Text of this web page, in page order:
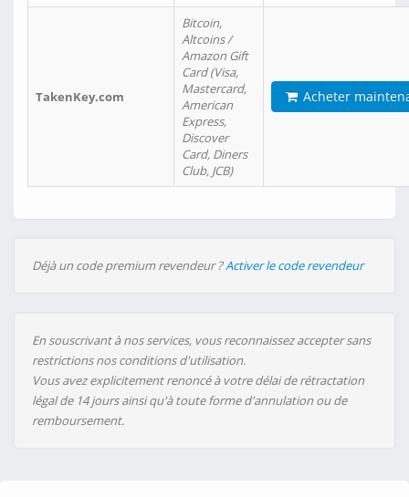
TakenKey.com
Bitcoin,
Altcoins /
Amazon Gift
Card (Visa,
Mastercard,
American
Express,
Discover
Card, Diners
Club, JCB)
Acheter
Déjà un code premium revendeur ?Activer le code revendeur
En souscrivant à nos services, vous reconnaissez accepter sans
restrictions nos conditions d'utilisation.
Vous avez explicitement renoncé à votre délai de rétractation
légal de 14 jours ainsi qu'à toute forme d'annulation ou de
remboursement.